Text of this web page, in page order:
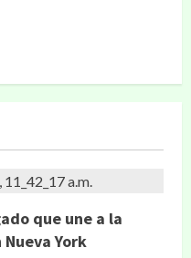
que une a la
York